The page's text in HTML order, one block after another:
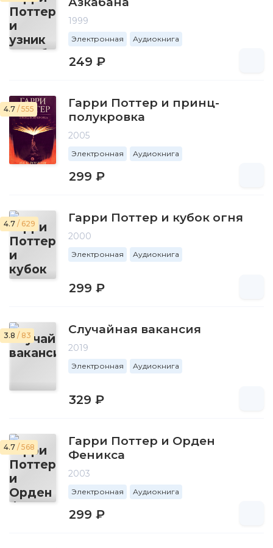
1999
Электронная Аудиокнига
249 ₽
4.7 / 555
Гарри Поттер и принц-
полукровка
2005
Электронная Аудиокнига
299 ₽
4.7 / 629 Гарри Поттер и кубок огня
2000
Электронная Аудиокнига
299 ₽
3.8 / 83 Случайная вакансия
2019
Электронная Аудиокнига
329 ₽
4.7 / 568
Гарри Поттер и Орден
Феникса
2003
Электронная Аудиокнига
299 ₽